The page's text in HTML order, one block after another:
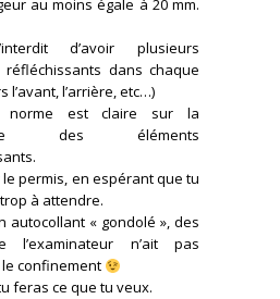
au moins égale à 20 mm.
d’avoir plusieurs
réfléchissants dans chaque
l’avant, l’arrière, etc…)
norme est claire sur la
des éléments
permis, en espérant que tu
à attendre.
autocollant « gondolé », des
l’examinateur n’ait pas
confinement
feras ce que tu veux.